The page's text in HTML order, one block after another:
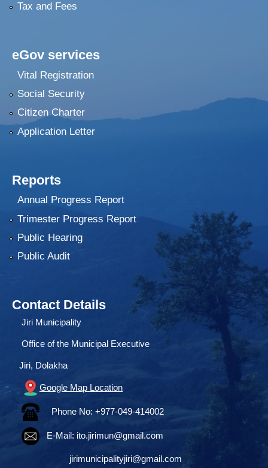
Tax and Fees
eGov services
Vital Registration
Social Security
Citizen Charter
Application Letter
Reports
Annual Progress Report
Trimester Progress Report
Public Hearing
Public Audit
Contact Details
Jiri Municipality
Office of the Municipal Executive
Jiri, Dolakha
Google Map Location
Phone No: +977-049-414002
E-Mail: ito.jirimun@gmail.com
jirimunicipalityjiri@gmail.com